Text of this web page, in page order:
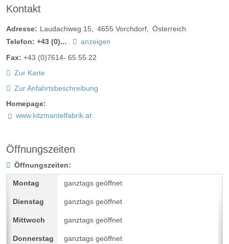
Kontakt
Adresse: Laudachweg 15 4655 Vorchdorf
Österreich
Telefon: +43 (0)...
anzeigen
Fax: +43 (0)7614- 65 55 22
Zur Karte
Zur Anfahrtsbeschreibung
Homepage:
www.kitzmantelfabrik.at
Öffnungszeiten
Öffnungszeiten:
ganztags geöffnet
ganztags geöffnet
ganztags geöffnet
ganztags geöffnet